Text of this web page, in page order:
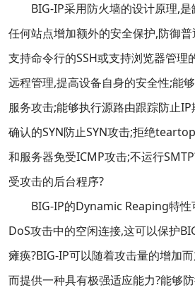
BIG-IP采用防火墙的设计原理,是
任何站点增加额外的安全保护,防御
支持命令行的SSH或支持浏览器管理
远程管理,提高设备自身的安全性;能
服务攻击;能够执行源路由跟踪防止
确认的SYN防止SYN攻击;拒绝
和服务器免受ICMP攻击;不运行
受攻击的后台程序?
BIG-IP的Dynamic Reaping特性
DoS攻击中的空闲连接,这可以保护
瘫痪?BIG-IP可以随着攻击量的增加
而提供一种具有极强适应能力?能够